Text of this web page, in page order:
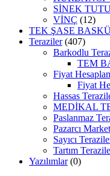
SİNEK
VİNÇ (12)
TEK ŞASE
Teraziler (407)
Barkodlu
TEM
Fiyat
Fiyat
Hassas
MEDİKAL
Paslanmaz
Pazarcı
Sayıcı
Tartım
Yazılımlar (0)